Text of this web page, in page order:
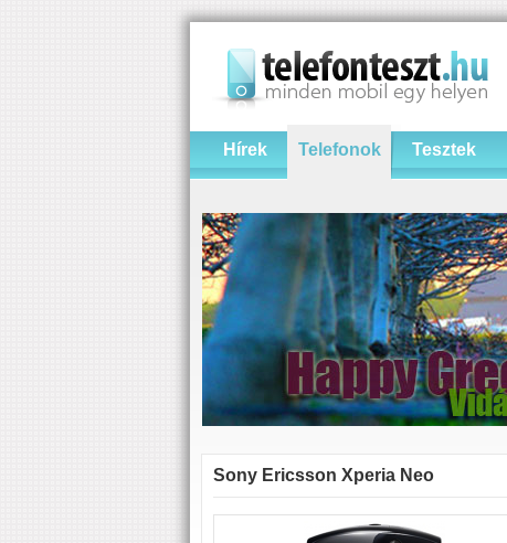
Hírek Telefonok Tesztek
Sony Ericsson Xperia Neo